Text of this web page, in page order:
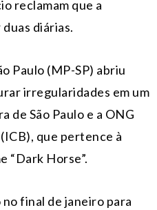
reclamam que a
diárias.
Paulo (MP-SP) abriu
irregularidades em um
São Paulo e a ONG
que pertence à
“Dark Horse”.
final de janeiro para